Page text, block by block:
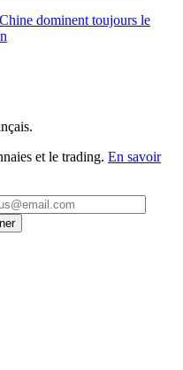
dominent toujours le
et le trading. En savoir